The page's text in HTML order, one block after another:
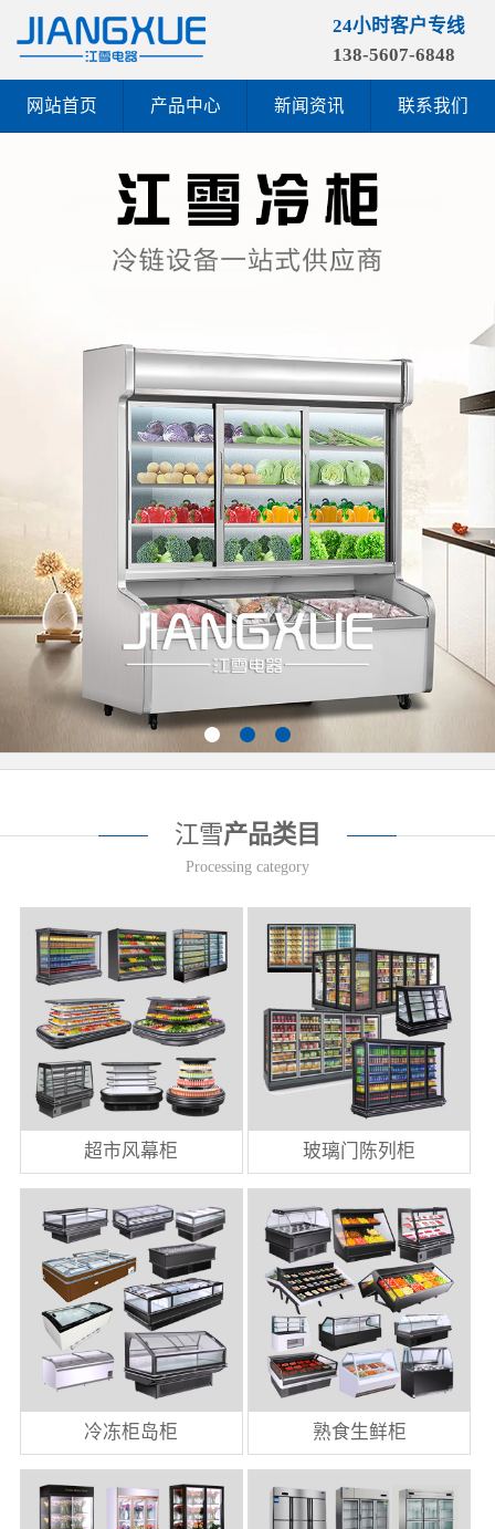
24小时客户专线
138-5607-6848
网站首页 产品中心 新闻资讯 联系我们
江雪产品类目
Processing category
超市风幕柜 玻璃门陈列柜
冷冻柜岛柜 熟食生鲜柜